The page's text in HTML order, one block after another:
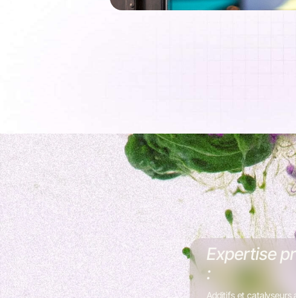
Expertise
:
Additifs et catalyseurs